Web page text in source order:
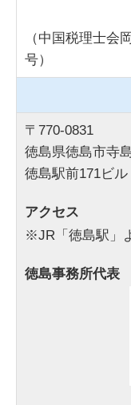
（中国税理士会
号）
〒770-0831
徳島県徳島市寺
徳島駅前171ビル
アクセス
※JR「徳島駅」
徳島事務所代表